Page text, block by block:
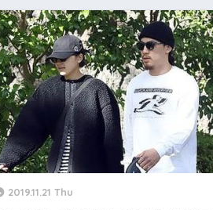
2019.11.21 Thu